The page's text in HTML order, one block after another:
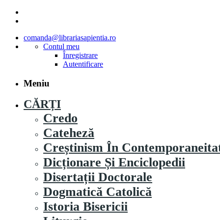
comanda@librariasapientia.ro
Contul meu
Înregistrare
Autentificare
Meniu
CĂRȚI
Credo
Cateheză
Creștinism În
Dicționare Și Enciclopedii
Disertații Doctorale
Dogmatică Catolică
Istoria Bisericii